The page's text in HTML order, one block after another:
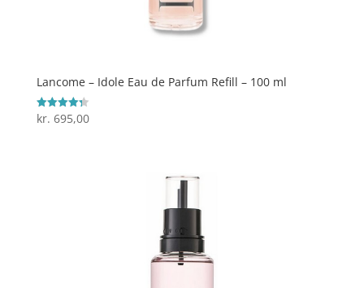
Lancome – Idole Eau de Parfum Refill – 100 ml
Vurderet
4.3
kr. 695,00